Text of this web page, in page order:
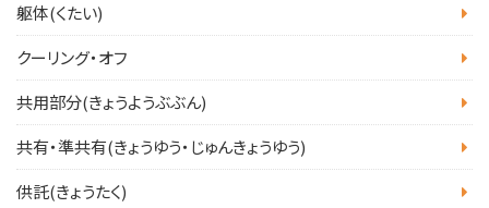
躯体(くたい)
クーリング・オフ
共用部分(きょうようぶぶん)
共有・準共有(きょうゆう・じゅんきょうゆう)
供託(きょうたく)